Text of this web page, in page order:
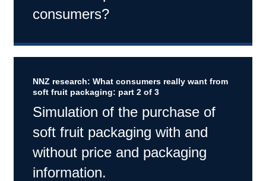
consumers?
NNZ research: What consumers really want from
soft fruit packaging: part 2 of 3
Simulation of the purchase of
soft fruit packaging with and
without price and packaging
information.